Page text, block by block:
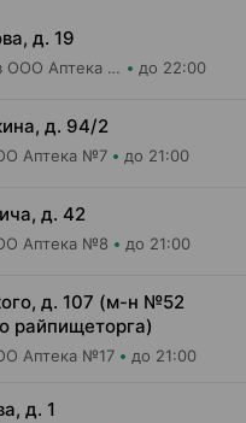
д. 19
ФармОстров ООО Аптека №7 на Лынькова до 22:00
д. 94/2
Аптека №7 до 21:00
д. 42
Аптека №8 до 21:00
д. 107 (м-н №52
райпищеторга)
Аптека №17 до 21:00
д. 1